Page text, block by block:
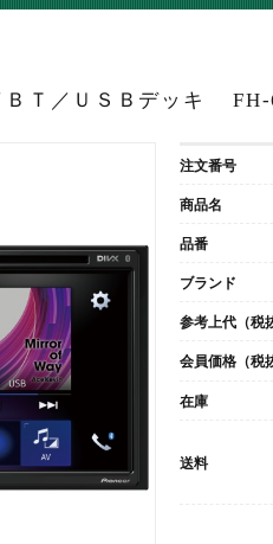
ＢＴ／ＵＳＢデッキ
注文番号
商品名
品番
ブランド
参考上代（税
会員価格（税
在庫
送料